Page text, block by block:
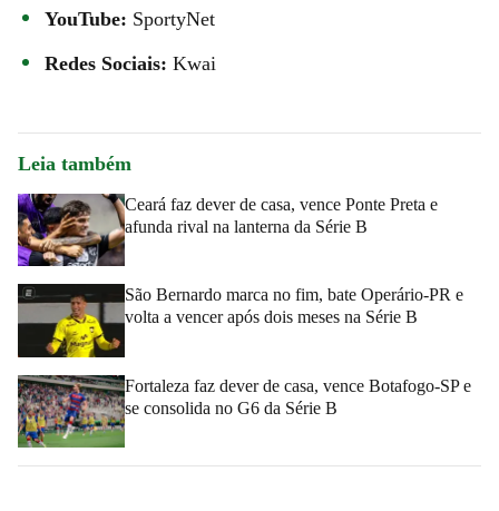
YouTube: SportyNet
Redes Sociais: Kwai
Leia também
Ceará faz dever de casa, vence Ponte Preta e
afunda rival na lanterna da Série B
São Bernardo marca no fim, bate Operário-PR e
volta a vencer após dois meses na Série B
Fortaleza faz dever de casa, vence Botafogo-SP e
se consolida no G6 da Série B